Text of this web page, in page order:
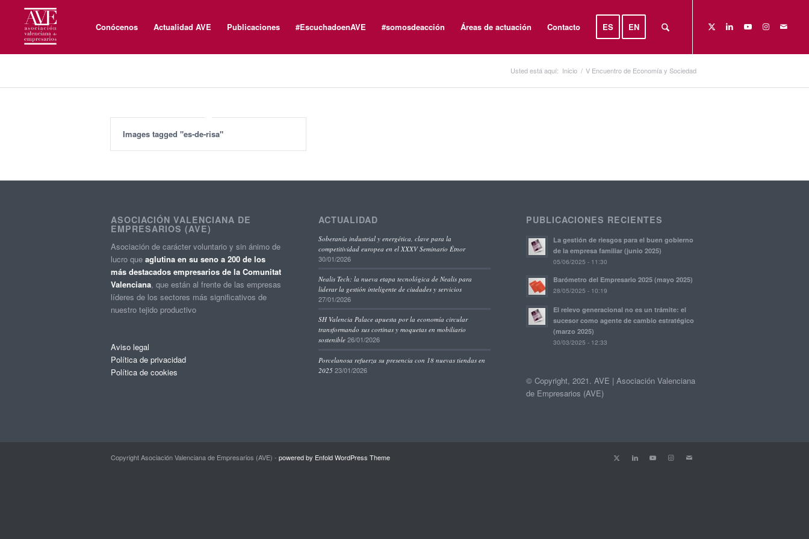
Conócenos Actualidad AVE Publicaciones #EscuchadoenAVE #somosdeacción Áreas de actuación Contacto ES EN
Usted está aquí: Inicio / V Encuentro de Economía y Sociedad
Images tagged "es-de-risa"
ASOCIACIÓN VALENCIANA DE
EMPRESARIOS (AVE)
Asociación de carácter voluntario y sin ánimo de
lucro que aglutina en su seno a 200 de los
más destacados empresarios de la Comunitat
Valenciana, que están al frente de las empresas
líderes de los sectores más significativos de
nuestro tejido productivo
Aviso legal
Política de privacidad
Política de cookies
ACTUALIDAD
Soberanía industrial y energética, clave para la
competitividad europea en el XXXV Seminario Étnor
30/01/2026
Nealis Tech: la nueva etapa tecnológica de Nealis para
liderar la gestión inteligente de ciudades y servicios
27/01/2026
SH Valencia Palace apuesta por la economía circular
transformando sus cortinas y moquetas en mobiliario
sostenible 26/01/2026
Porcelanosa refuerza su presencia con 18 nuevas tiendas en
2025 23/01/2026
PUBLICACIONES RECIENTES
La gestión de riesgos para el buen gobierno
de la empresa familiar (junio 2025)
05/06/2025 - 11:30
Barómetro del Empresario 2025 (mayo 2025)
28/05/2025 - 10:19
El relevo generacional no es un trámite: el
sucesor como agente de cambio estratégico
(marzo 2025)
30/03/2025 - 12:33
© Copyright, 2021. AVE | Asociación Valenciana
de Empresarios (AVE)
Copyright Asociación Valenciana de Empresarios (AVE) -powered by Enfold WordPress Theme